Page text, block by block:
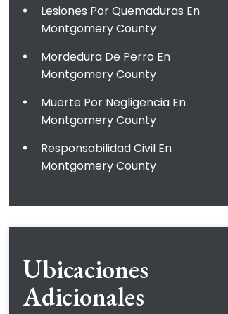
Lesiones Por Quemaduras En
Montgomery County
Mordedura De Perro En
Montgomery County
Muerte Por Negligencia En
Montgomery County
Responsabilidad Civil En
Montgomery County
Ubicaciones
Adicionales